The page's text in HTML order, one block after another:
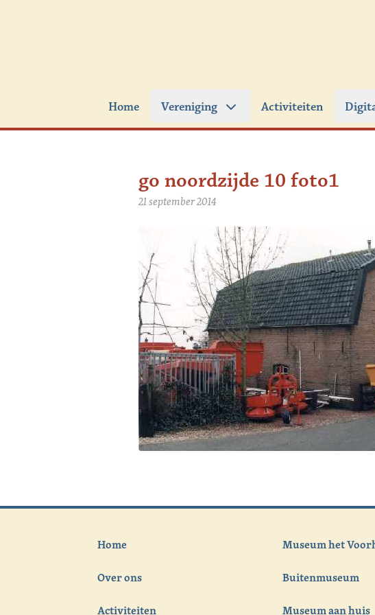
Home Vereniging Activiteiten
go noordzijde 10 foto1
21 september 2014
Home
Over ons
Activiteiten
Museum het
Buitenmuseum
Museum aan huis